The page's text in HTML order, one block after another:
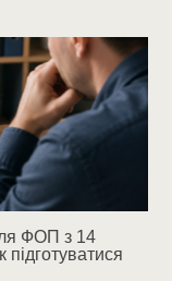
ФОП з 14
підготуватися